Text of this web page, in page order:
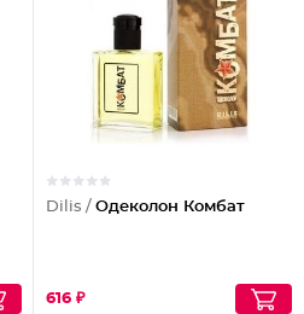
Dilis / Одеколон Комбат
616 ₽